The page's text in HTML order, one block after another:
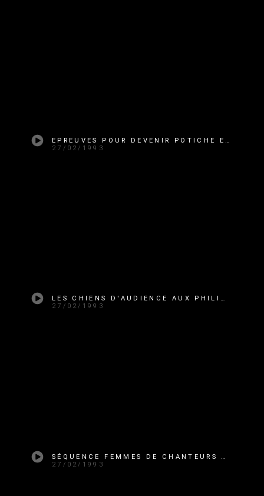
EPREUVES POUR DEVENIR POTICHE ET CASTING DE POTICHES N°1
27/02/1993
LES CHIENS D'AUDIENCE AUX PHILIPPINES
27/02/1993
27/02/1993